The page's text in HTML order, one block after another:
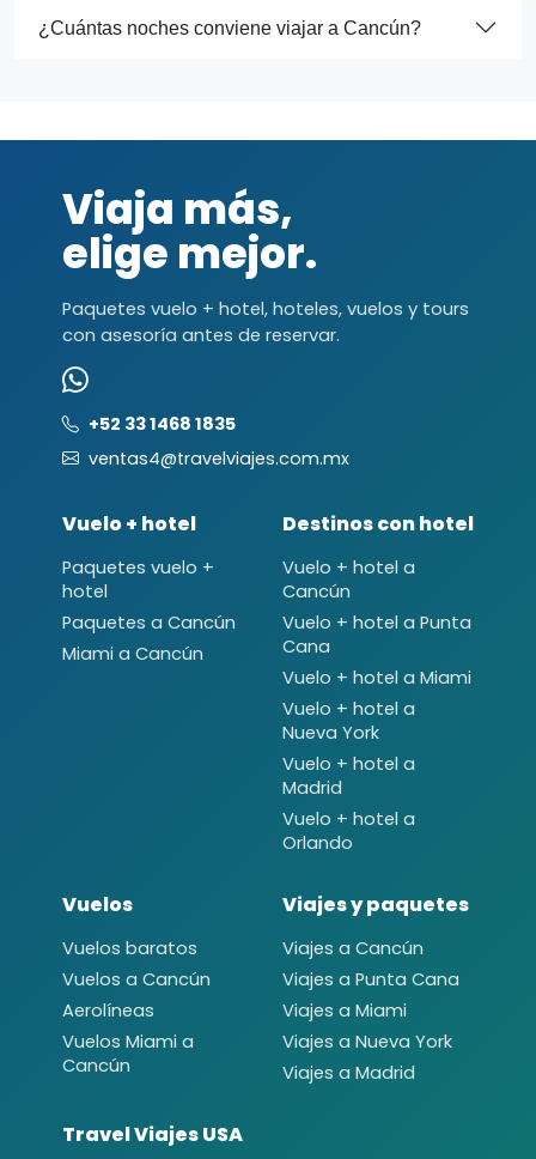
¿Cuántas noches conviene viajar a Cancún?
Viaja más,
elige mejor.
Paquetes vuelo + hotel, hoteles, vuelos y tours
con asesoría antes de reservar.
+52 33 1468 1835
ventas4@travelviajes.com.mx
Vuelo + hotel
Paquetes vuelo +
hotel
Paquetes a Cancún
Miami a Cancún
Destinos con hotel
Vuelo + hotel a
Cancún
Vuelo + hotel a Punta
Cana
Vuelo + hotel a Miami
Vuelo + hotel a
Nueva York
Vuelo + hotel a
Madrid
Vuelo + hotel a
Orlando
Vuelos
Vuelos baratos
Vuelos a Cancún
Aerolíneas
Vuelos Miami a
Cancún
Viajes y paquetes
Viajes a Cancún
Viajes a Punta Cana
Viajes a Miami
Viajes a Nueva York
Viajes a Madrid
Travel Viajes USA